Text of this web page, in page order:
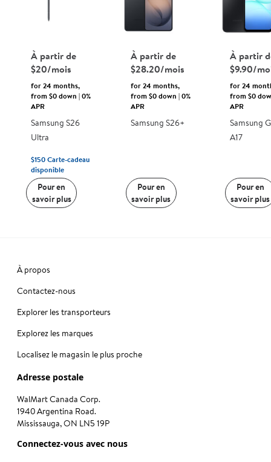
À partir de
$20/mois
for 24 months,
from $0 down | 0%
APR
Samsung S26
Ultra
$150Carte-cadeau
disponible
Pour en
savoir plus
À partir de
$28.20/mois
for 24 months,
from $0 down | 0%
APR
Samsung S26+
Pour en
savoir plus
À partir
$9.90/
for 24
from $0
APR
Samsung
A17
Pour en
savoir plus
À propos
Contactez-nous
Explorer les transporteurs
Explorez les marques
Localisez le magasin le plus proche
Adresse postale
WalMart Canada Corp.
1940 Argentina Road.
Mississauga, ON LN5 19P
Connectez-vous avec nous